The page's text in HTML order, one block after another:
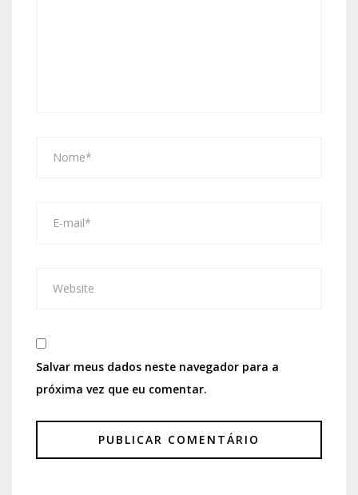
Salvar meus dados neste navegador para a
próxima vez que eu comentar.